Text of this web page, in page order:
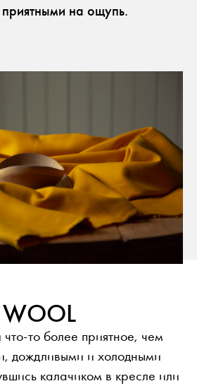
технологический
Работа
приятными на ощупь.
WOOL
то более приятное, чем
дождливыми и холодными
калачиком в кресле или